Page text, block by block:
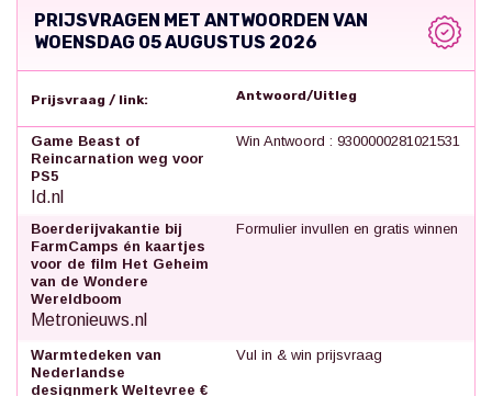
PRIJSVRAGEN MET ANTWOORDEN VAN
WOENSDAG 05 AUGUSTUS 2026
Prijsvraag / link: Antwoord/Uitleg
Game Beast of
Reincarnation weg voor
PS5
Id.nl
Win Antwoord : 9300000281021531
Boerderijvakantie bij
FarmCamps én kaartjes
voor de film Het Geheim
van de Wondere
Wereldboom
Metronieuws.nl
Formulier invullen en gratis winnen
Warmtedeken van
Nederlandse
designmerk Weltevree €
Vul in & win prijsvraag